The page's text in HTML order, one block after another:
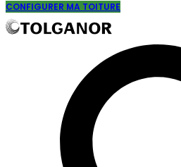
CONFIGURER MA TOITURE